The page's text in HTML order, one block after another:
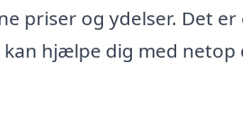
priser og ydelser. Det er
hjælpe dig med netop